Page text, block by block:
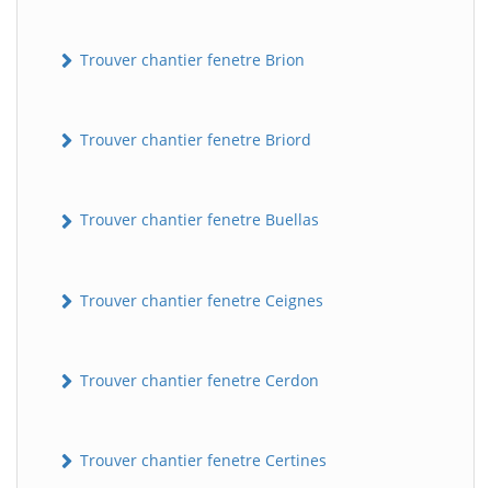
Trouver chantier fenetre Brion
Trouver chantier fenetre Briord
Trouver chantier fenetre Buellas
Trouver chantier fenetre Ceignes
Trouver chantier fenetre Cerdon
Trouver chantier fenetre Certines